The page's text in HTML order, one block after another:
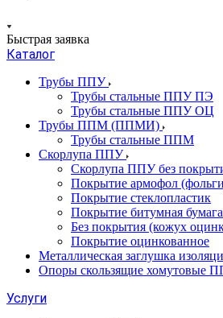
Быстрая заявка
Каталог
Трубы ППУ
Трубы стальные ППУ ПЭ
Трубы стальные ППУ ОЦ
Трубы ППМ (ППМИ)
Трубы стальные ППМ
Скорлупа ППУ
Скорлупа ППУ без
Покрытие армофол
Покрытие стеклопластик
Покрытие битумная бумага
Без покрытия (кожух
Покрытие оцинкованное
Металлическая заглушка
Опоры скользящие хомутовые
Услуги